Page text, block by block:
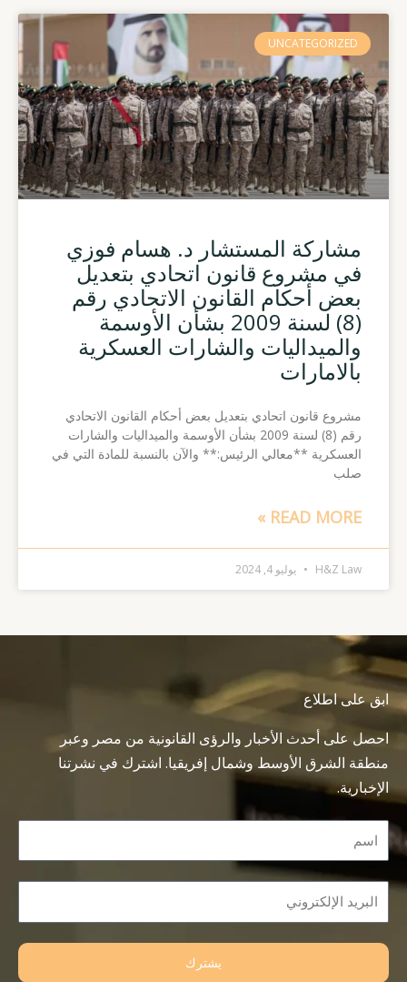
UNCATEGORIZED
مشاركة المستشار د. هسام فوزي
في مشروع قانون اتحادي بتعديل
بعض أحكام القانون الاتحادي رقم
(8) لسنة 2009 بشأن الأوسمة
والميداليات والشارات العسكرية
بالامارات
مشروع قانون اتحادي بتعديل بعض أحكام القانون الاتحادي
رقم (8) لسنة 2009 بشأن الأوسمة والميداليات والشارات
العسكرية **معالي الرئيس:** والآن بالنسبة للمادة التي في
صلب
READ MORE »
H&Z Law يوليو 4, 2024
ابق على اطلاع
احصل على أحدث الأخبار والرؤى القانونية من مصر وعبر
منطقة الشرق الأوسط وشمال إفريقيا. اشترك في نشرتنا
الإخبارية.
Name
Email
يشترك